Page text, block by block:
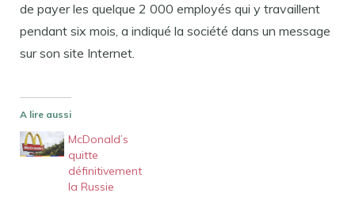
de payer les quelque 2 000 employés qui y travaillent
pendant six mois, a indiqué la société dans un message
sur son site Internet.
A lire aussi
McDonald’s
quitte
définitivement
la Russie